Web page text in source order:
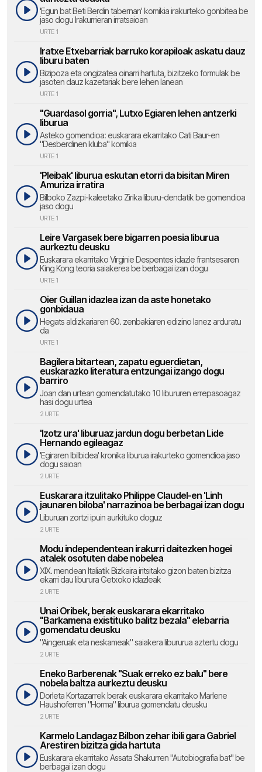
'Egun bat Beti Berdin tabernan' komikia irakurteko gonbitea be
jaso dogu Irakurrieran irratsaioan
URTE 1
Iratxe Etxebarriak barruko korapiloak askatu dauz
liburu baten
Bizipoza eta ongizatea oinarri hartuta, bizitzeko formulak be
jasoten dauz kazetariak bere lehen lanean
URTE 1
"Guardasol gorria", Lutxo Egiaren lehen antzerki
liburua
Asteko gomendioa: euskarara ekarritako Cati Baur-en
"Desberdinen kluba" komikia
URTE 1
'Pleibak' liburua eskutan etorri da bisitan Miren
Amuriza irratira
Bilboko Zazpi-kaleetako Zirika liburu-dendatik be gomendioa
jaso dogu
URTE 1
Leire Vargasek bere bigarren poesia liburua
aurkeztu deusku
Euskarara ekarritako Virginie Despentes idazle frantsesaren
King Kong teoria saiakerea be berbagai izan dogu
URTE 1
Oier Guillan idazlea izan da aste honetako
gonbidaua
Hegats aldizkariaren 60. zenbakiaren edizino lanez arduratu
da
URTE 1
Bagilera bitartean, zapatu eguerdietan,
euskarazko literatura entzungai izango dogu
barriro
Joan dan urtean gomendatutako 10 libururen errepasoagaz
hasi dogu urtea
2 URTE
'Izotz ura' liburuaz jardun dogu berbetan Lide
Hernando egileagaz
'Egiraren Ibilbidea' kronika liburua irakurteko gomendioa jaso
dogu saioan
2 URTE
Euskarara itzulitako Philippe Claudel-en 'Linh
jaunaren biloba' narrazinoa be berbagai izan dogu
Liburuan zortzi ipuin aurkituko doguz
2 URTE
Modu independentean irakurri daitezken hogei
atalek osotuten dabe nobelea
XIX. mendean Italiatik Bizkaira iritsitako gizon baten bizitza
ekarri dau liburura Getxoko idazleak
2 URTE
Unai Oribek, berak euskarara ekarritako
"Barkamena existituko balitz bezala" elebarria
gomendatu deusku
"Aingeruak eta neskameak" saiakera libururua aztertu dogu
2 URTE
Eneko Barberenak "Suak erreko ez balu" bere
nobela baltza aurkeztu deusku
Dorleta Kortazarrek berak euskarara ekarritako Marlene
Haushoferren "Horma" liburua gomendatu deusku
2 URTE
Karmelo Landagaz Bilbon zehar ibili gara Gabriel
Arestiren bizitza gida hartuta
Euskarara ekarritako Assata Shakurren "Autobiografia bat" be
berbagai izan dogu